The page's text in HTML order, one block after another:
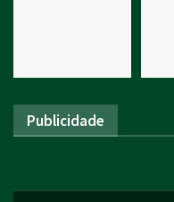
Publicidade